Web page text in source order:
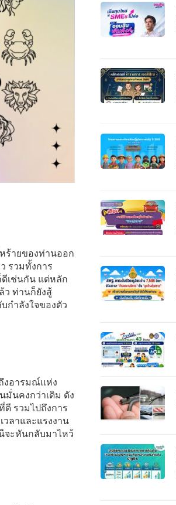
ร้ายของท่านออก
รวมทั้งการ
เช่นกัน แต่หลัก
ว ท่านก็ยังสู้
กำลังใจของตัว
งอารมณ์แห่ง
นคงกว่าเดิม ดัง
ดี รวมไปถึงการ
ลาและแรงงาน
จะหันกลับมาไหว้